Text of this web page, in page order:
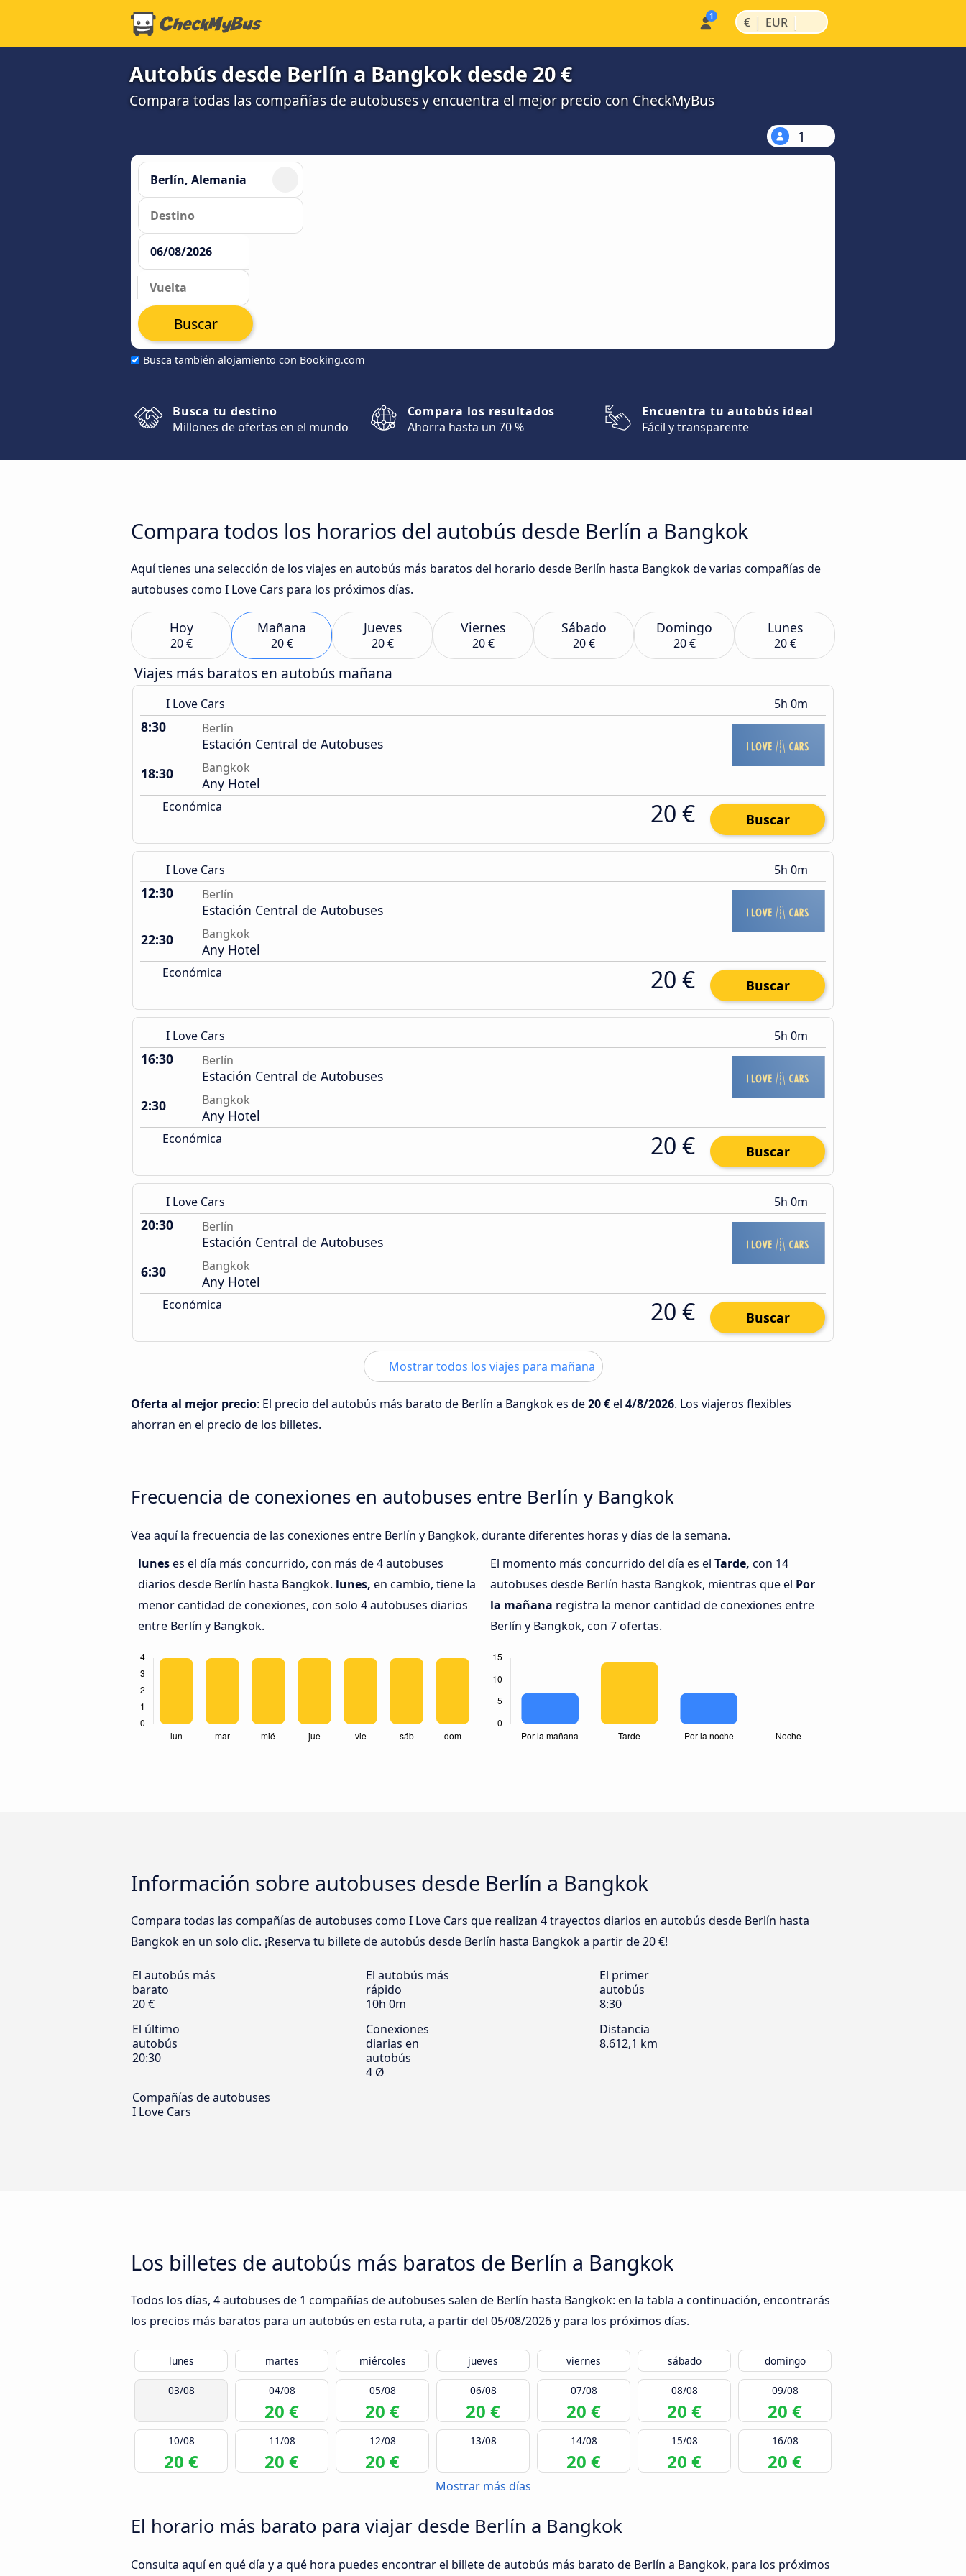
€ | EUR |
Autobús desde Berlín a Bangkok desde 20 €
Compara todas las compañías de autobuses y encuentra el mejor precio con CheckMyBus
1
Busca también alojamiento con Booking.com
Buscar
Busca tu destino
Millones de ofertas en el mundo
Compara los resultados
Ahorra hasta un 70 %
Encuentra tu autobús ideal
Fácil y transparente
Compara todos los horarios del autobús desde Berlín a Bangkok
Aquí tienes una selección de los viajes en autobús más baratos del horario desde Berlín hasta Bangkok de varias compañías de
autobuses como I Love Cars para los próximos días.
Hoy
20 €
Mañana
20 €
Jueves
20 €
Viernes
20 €
Sábado
20 €
Domingo
20 €
Lunes
20 €
Viajes más baratos en autobús mañana
I Love Cars 5h 0m
8:30 Berlín
Estación Central de Autobuses
18:30
Bangkok
Any Hotel
Económica 20 € Buscar
I Love Cars 5h 0m
12:30 Berlín
Estación Central de Autobuses
22:30
Bangkok
Any Hotel
Económica 20 € Buscar
I Love Cars 5h 0m
16:30 Berlín
Estación Central de Autobuses
2:30
Bangkok
Any Hotel
Económica 20 € Buscar
I Love Cars 5h 0m
20:30 Berlín
Estación Central de Autobuses
6:30
Bangkok
Any Hotel
Económica 20 € Buscar
Mostrar todos los viajes para mañana
Oferta al mejor precio: El precio del autobús más barato de Berlín a Bangkok es de20 €el 4/8/2026. Los viajeros flexibles
ahorran en el precio de los billetes.
Frecuencia de conexiones en autobuses entre Berlín y Bangkok
Vea aquí la frecuencia de las conexiones entre Berlín y Bangkok, durante diferentes horas y días de la semana.
luneses el día más concurrido, con más de 4 autobuses
diarios desde Berlín hasta Bangkok. lunes, en cambio, tiene la
menor cantidad de conexiones, con solo 4 autobuses diarios
entre Berlín y Bangkok.
El momento más concurrido del día es el Tarde, con 14
autobuses desde Berlín hasta Bangkok, mientras que el Por
la mañana registra la menor cantidad de conexiones entre
Berlín y Bangkok, con 7 ofertas.
Información sobre autobuses desde Berlín a Bangkok
Compara todas las compañías de autobuses como I Love Cars que realizan 4 trayectos diarios en autobús desde Berlín hasta
Bangkok en un solo clic. ¡Reserva tu billete de autobús desde Berlín hasta Bangkok a partir de 20 €!
El autobús más
barato
20 €
El autobús más
rápido
10h 0m
El primer
autobús
8:30
El último
autobús
20:30
Conexiones
diarias en
autobús
4 Ø
Distancia
8.612,1 km
Compañías de autobuses
I Love Cars
Los billetes de autobús más baratos de Berlín a Bangkok
Todos los días, 4 autobuses de 1 compañías de autobuses salen de Berlín hasta Bangkok: en la tabla a continuación, encontrarás
los precios más baratos para un autobús en esta ruta, a partir del 05/08/2026y para los próximos días.
lunes martes miércoles jueves viernes sábado domingo
03/08 04/08
20 €
05/08
20 €
06/08
20 €
07/08
20 €
08/08
20 €
09/08
20 €
10/08
20 €
11/08
20 €
12/08
20 €
13/08 14/08
20 €
15/08
20 €
16/08
20 €
Mostrar más días
El horario más barato para viajar desde Berlín a Bangkok
Consulta aquí en qué día y a qué hora puedes encontrar el billete de autobús más barato de Berlín a Bangkok, para los próximos